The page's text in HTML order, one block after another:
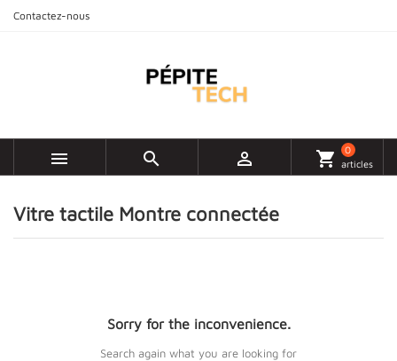
Contactez-nous
   shopping_cart
0
articles
Vitre tactile Montre connectée
Sorry for the inconvenience.
Search again what you are looking for